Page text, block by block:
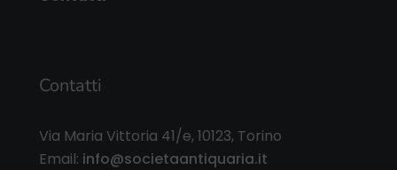
Contatti
Via Maria Vittoria 41/e, 10123, Torino
Email: info@societaantiquaria.it